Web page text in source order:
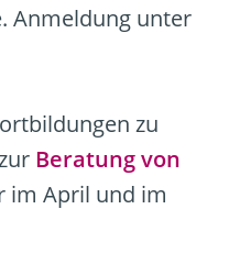
Anmeldung unter
zu
Beratung von
im April und im